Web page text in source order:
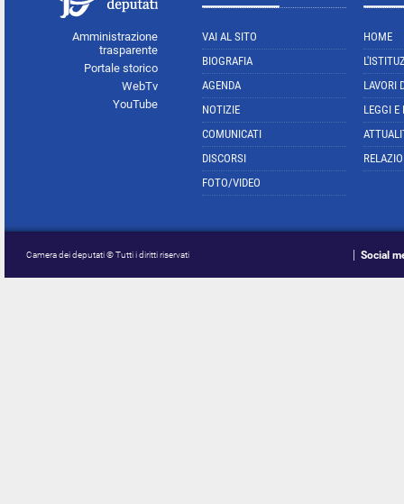
Amministrazione
trasparente
Portale storico
WebTv
YouTube
VAI AL SITO
BIOGRAFIA
AGENDA
NOTIZIE
COMUNICATI
DISCORSI
FOTO/VIDEO
HOME
LAVORI
LEGGI E
Camera dei deputati © Tutti i diritti riservati Social